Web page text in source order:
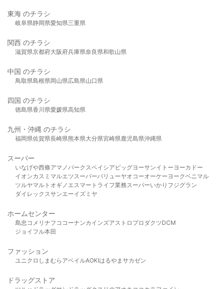
東海 のチラシ
岐阜県静岡県愛知県三重県
関西 のチラシ
滋賀県京都府大阪府兵庫県奈良県和歌山県
中国 のチラシ
鳥取県島根県岡山県広島県山口県
四国 のチラシ
徳島県香川県愛媛県高知県
九州・沖縄 のチラシ
福岡県佐賀県長崎県熊本県大分県宮崎県鹿児島県沖縄県
スーパー
いなげや西條アマノパークスベイシア ビッグヨーサンイトーヨーカドー
イオンカスミ マルエツスーパーバリューヤオコーオーケー ヨークベニマル
ツルヤマルト オギノ エスマート ライフ業務スーパーいかり フジグラン
ダイレックスサンエーイズミヤ
ホームセンター
島忠 コメリ ナフコ コーナンカインズアストロプロダクツDCM
ジョイフル本田
ファッション
ユニクロ しまむら アベイルAOKIはるやま サカゼン
ドラッグストア